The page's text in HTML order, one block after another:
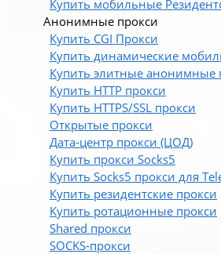
Купить мобильные
Анонимные прокси
Купить CGI Прокси
Купить динамические
Купить элитные анонимные
Купить HTTP прокси
Купить HTTPS/SSL прокси
Открытые прокси
Дата-центр прокси (ЦОД)
Купить прокси Socks5
Купить Socks5 прокси для
Купить резидентские прокси
Купить ротационные прокси
Shared прокси
SOCKS-прокси